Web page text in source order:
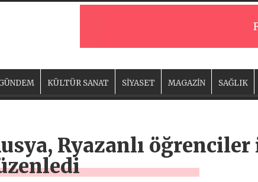
KÜLTÜR SANAT SİYASET MAGAZİN SAĞLIK
Ryazanlı öğrenciler